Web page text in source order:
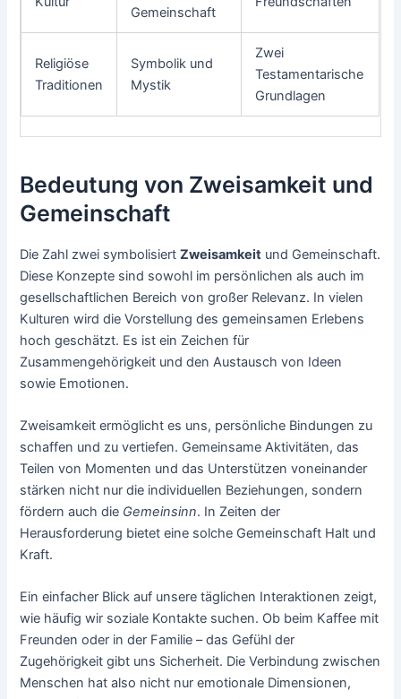
Gemeinschaft
Religiöse
Traditionen
Symbolik und
Mystik
Zwei
Testamentarische
Grundlagen
Bedeutung von Zweisamkeit und
Gemeinschaft
Die Zahl zwei symbolisiertZweisamkeit und Gemeinschaft.
Diese Konzepte sind sowohl im persönlichen als auch im
gesellschaftlichen Bereich von großer Relevanz. In vielen
Kulturen wird die Vorstellung des gemeinsamen Erlebens
hoch geschätzt. Es ist ein Zeichen für
Zusammengehörigkeit und den Austausch von Ideen
sowie Emotionen.
Zweisamkeit ermöglicht es uns, persönliche Bindungen zu
schaffen und zu vertiefen. Gemeinsame Aktivitäten, das
Teilen von Momenten und das Unterstützen voneinander
stärken nicht nur die individuellen Beziehungen, sondern
fördern auch die Gemeinsinn. In Zeiten der
Herausforderung bietet eine solche Gemeinschaft Halt und
Kraft.
Ein einfacher Blick auf unsere täglichen Interaktionen zeigt,
wie häufig wir soziale Kontakte suchen. Ob beim Kaffee mit
Freunden oder in der Familie – das Gefühl der
Zugehörigkeit gibt uns Sicherheit. Die Verbindung zwischen
Menschen hat also nicht nur emotionale Dimensionen,